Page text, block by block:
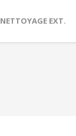
NETTOYAGE EXT.